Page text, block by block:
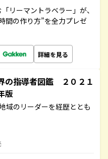
リーマントラベラー」が、
間の作り方”を全力プレゼ
詳細を見る
指導者図鑑 ２０２１
版
域のリーダーを経歴ととも